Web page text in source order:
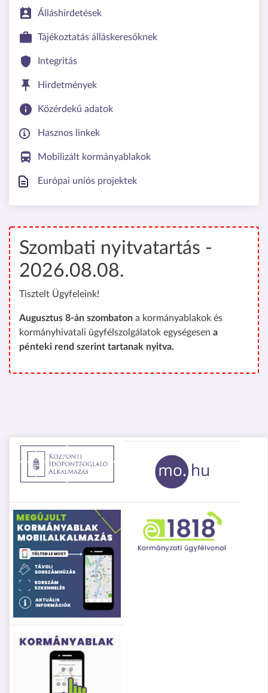
Álláshirdetések
Tájékoztatás álláskeresőknek
Integritás
Hirdetmények
Közérdekű adatok
Hasznos linkek
Mobilizált kormányablakok
Európai uniós projektek
Szombati nyitvatartás -
2026.08.08.
Tisztelt Ügyfeleink!
Augusztus 8-án szombaton a kormányablakok és
kormányhivatali ügyfélszolgálatok egységesen a
pénteki rend szerint tartanak nyitva.